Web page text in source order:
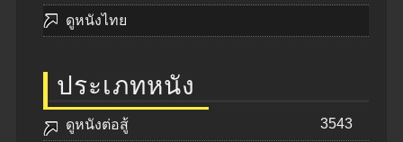
ดูหนังไทย
ประเภทหนัง
ดูหนังต่อสู้ 3543